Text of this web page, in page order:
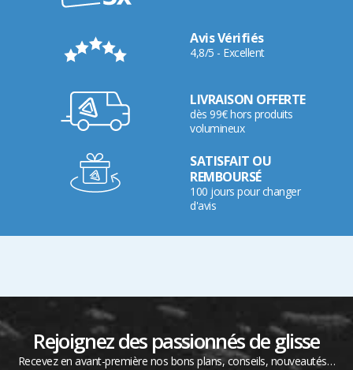
Avis Vérifiés
4,8/5 - Excellent
LIVRAISON OFFERTE
dès 99€ hors produits
volumineux
SATISFAIT OU
REMBOURSÉ
100 jours pour changer
d'avis
Rejoignez des passionnés de glisse
Recevez en avant-première nos bons plans, conseils, nouveautés…